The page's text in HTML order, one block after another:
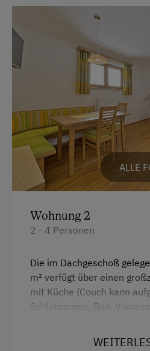
Nordic Walking
Rodelbahn in der Nähe
Schneeschuhwanderung
Skifahren
Wandern
Wintersport
Zusätzliche
kostenlos für Sie:
Aktivurlaub
ALLE
Wohnung 2
2 - 4 Personen
Die im Dachgeschoß
m² verfügt über einen
mit Küche (Couch kann
Schlafzimmer, Bad,